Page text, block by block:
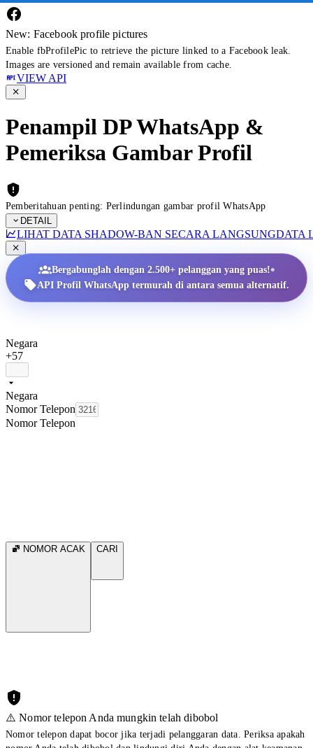
New: Facebook profile pictures
Enable fbProfilePic to retrieve the picture linked to a Facebook leak.
Images are versioned and remain available from cache.
VIEW API
Penampil DP WhatsApp &
Pemeriksa Gambar Profil
Pemberitahuan penting: Perlindungan gambar profil WhatsApp
DETAIL
LIHAT DATA SHADOW-BAN SECARA LANGSUNGDATA
Bergabunglah dengan 2.500+ pelanggan yang puas!•
API Profil WhatsApp termurah di antara semua alternatif.
Negara
+57
Negara
Nomor Telepon
Nomor Telepon
NOMOR ACAK CARI
⚠️ Nomor telepon Anda mungkin telah dibobol
Nomor telepon dapat bocor jika terjadi pelanggaran data. Periksa apakah